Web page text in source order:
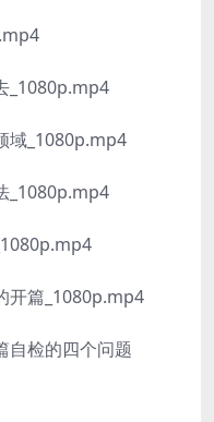
_1080p.mp4
域_1080p.mp4
_1080p.mp4
开篇_1080p.mp4
自检的四个问题